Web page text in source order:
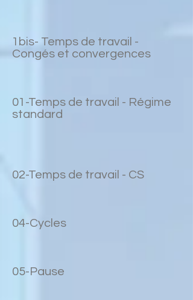
1bis- Temps de travail -
Congés et convergences
01-Temps de travail - Régime
standard
02-Temps de travail - CS
04-Cycles
05-Pause